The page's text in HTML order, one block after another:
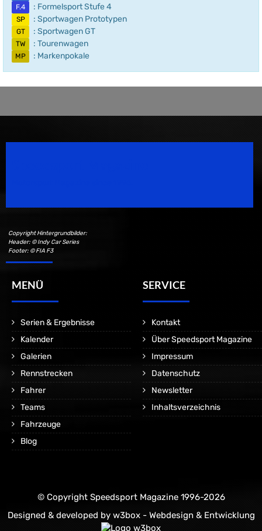
F.4 : Formelsport Stufe 4
SP : Sportwagen Prototypen
GT : Sportwagen GT
TW : Tourenwagen
MP : Markenpokale
Copyright Hintergrundbilder:
Header: © Indy Car Series
Footer: © FIA F3
MENÜ
Serien & Ergebnisse
Kalender
Galerien
Rennstrecken
Fahrer
Teams
Fahrzeuge
Blog
SERVICE
Kontakt
Über Speedsport Magazine
Impressum
Datenschutz
Newsletter
Inhaltsverzeichnis
© Copyright Speedsport Magazine 1996-2026
Designed & developed by w3box - Webdesign & Entwicklung